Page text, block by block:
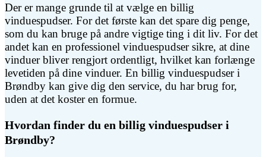
Der er mange grunde til at vælge en billig
vinduespudser. For det første kan det spare dig penge,
som du kan bruge på andre vigtige ting i dit liv. For det
andet kan en professionel vinduespudser sikre, at dine
vinduer bliver rengjort ordentligt, hvilket kan forlænge
levetiden på dine vinduer. En billig vinduespudser i
Brøndby kan give dig den service, du har brug for,
uden at det koster en formue.
Hvordan finder du en billig vinduespudser i
Brøndby?